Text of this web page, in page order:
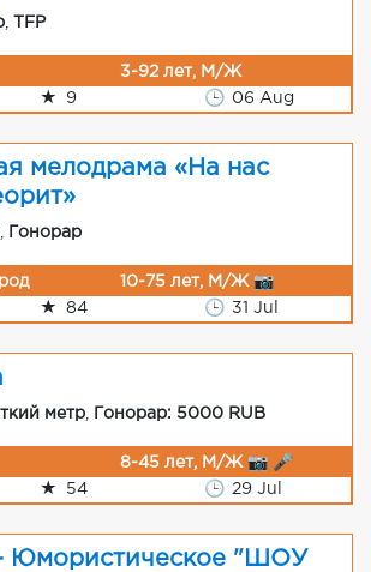
TFP
3-92 лет, М/Ж
★ 9 🕒 06 Aug
мелодрама «На нас
Гонорар
10-75 лет, М/Ж 📷
★ 84 🕒 31 Jul
метр Гонорар: 5000 RUB
8-45 лет, М/Ж 📷 🎤
★ 54 🕒 29 Jul
- Юмористическое "ШОУ